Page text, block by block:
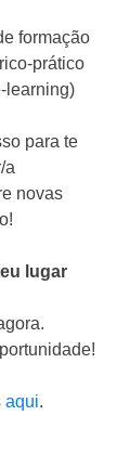
formação
prático
learning)
para te
a
novas
lugar
aqui.